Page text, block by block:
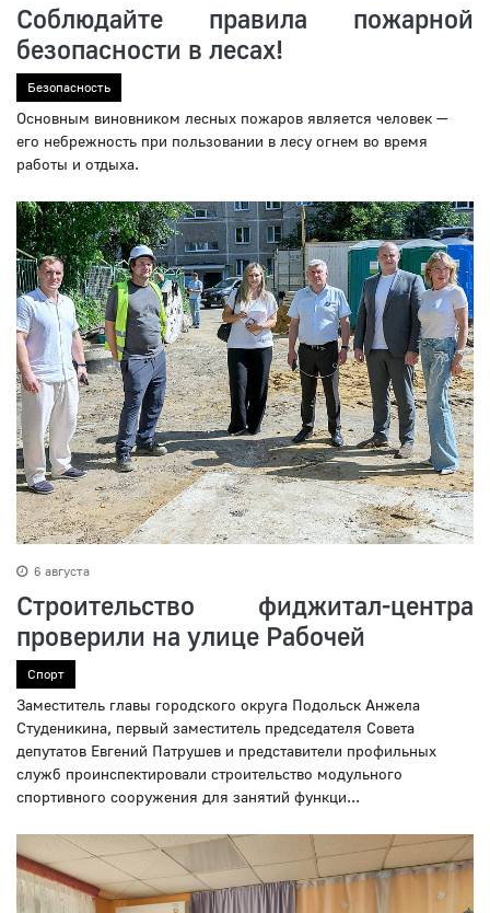
Соблюдайте правила пожарной
безопасности в лесах!
Безопасность
Основным виновником лесных пожаров является человек —
его небрежность при пользовании в лесу огнем во время
работы и отдыха.
6 августа
Строительство фиджитал-центра
проверили на улице Рабочей
Спорт
Заместитель главы городского округа Подольск Анжела
Студеникина, первый заместитель председателя Совета
депутатов Евгений Патрушев и представители профильных
служб проинспектировали строительство модульного
спортивного сооружения для занятий функци...